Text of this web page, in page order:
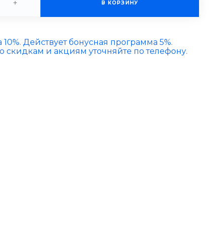
+ В КОРЗИНУ
Действует бонусная программа 5%.
и акциям уточняйте по телефону.